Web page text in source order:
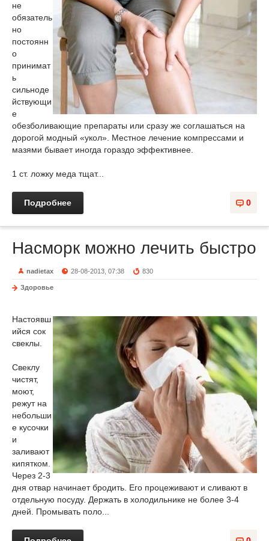
не
обязатель
но
постоянн
о
принимат
ь
сильноде
йствующи
е
обезболивающие препараты или сразу же соглашаться на
дорогой модный «укол». Местное лечение компрессами и
мазями бывает иногда гораздо эффективнее.
1 ст. ложку меда тщат...
0
Подробнее
Насморк можно лечить быстро
nadietax 28-08-2013, 07:38 830
Здоровье
Настоявш
ийся сок
свеклы.
Свеклу
чистят,
моют,
режут на
небольши
е кусочки
и
заливают
кипятком.
Через 2-3
дня отвар начинает бродить. Его процеживают и сливают в
отдельную посуду. Держать в холодильнике не более 3-4
дней. Промывать поло...